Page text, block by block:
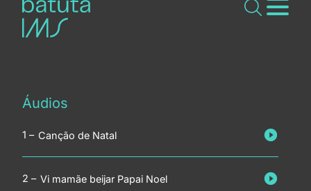
Áudios
Canção de Natal
Vi mamãe beijar Papai Noel